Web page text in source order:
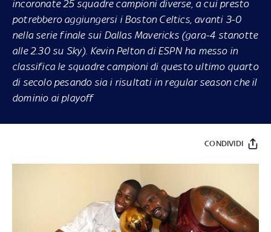
incoronate 25 squadre campioni diverse, a cui presto
potrebbero aggiungersi i Boston Celtics, avanti 3-0
nella serie finale sui Dallas Mavericks (gara-4 stanotte
alle 2.30 su Sky). Kevin Pelton di ESPN ha messo in
classifica le squadre campioni di questo ultimo quarto
di secolo pesando sia i risultati in regular season che il
dominio ai playoff
CONDIVIDI